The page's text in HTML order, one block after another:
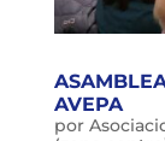
AVEPA
por